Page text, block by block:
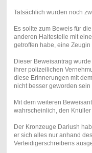
Tatsächlich wurden noch
Es sollte zum Beweis für
anderen Haltestelle mit
getroffen habe, eine Zeugin
Dieser Beweisantrag
ihrer polizeilichen
diese Erinnerungen mit
nicht besser geworden sein
Mit dem weiteren
wahrscheinlich, den
Der Kronzeuge Dariush
er sich alles nur anhand
Verteidigerschreibens